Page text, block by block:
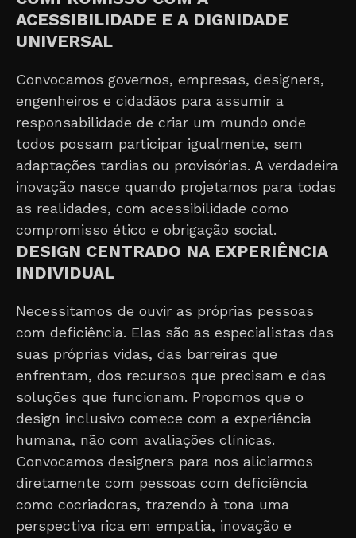
ACESSIBILIDADE E A DIGNIDADE
UNIVERSAL
Convocamos governos, empresas, designers,
engenheiros e cidadãos para assumir a
responsabilidade de criar um mundo onde
todos possam participar igualmente, sem
adaptações tardias ou provisórias. A verdadeira
inovação nasce quando projetamos para todas
as realidades, com acessibilidade como
compromisso ético e obrigação social.
DESIGN CENTRADO NA EXPERIÊNCIA
INDIVIDUAL
Necessitamos de ouvir as próprias pessoas
com deficiência. Elas são as especialistas das
suas próprias vidas, das barreiras que
enfrentam, dos recursos que precisam e das
soluções que funcionam. Propomos que o
design inclusivo comece com a experiência
humana, não com avaliações clínicas.
Convocamos designers para nos aliciarmos
diretamente com pessoas com deficiência
como cocriadoras, trazendo à tona uma
perspectiva rica em empatia, inovação e